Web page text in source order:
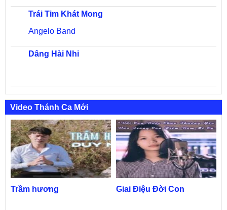
Trái Tim Khát Mong
Angelo Band
Dâng Hài Nhi
Video Thánh Ca Mới
Trầm hương Giai Điệu Đời Con